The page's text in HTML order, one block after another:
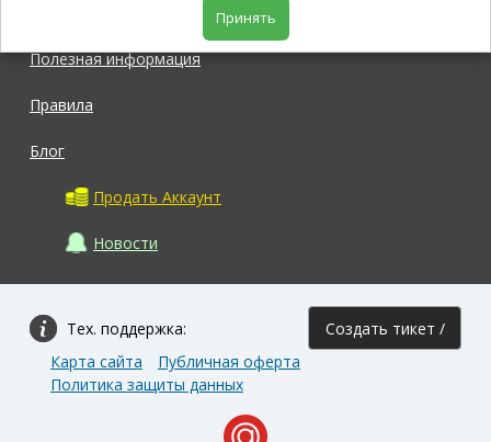
Полезная информация
Правила
Блог
Продать Аккаунт
Новости
Тех. поддержка: Создать тикет /
Карта сайта
Публичная оферта
Политика защиты данных
Принять